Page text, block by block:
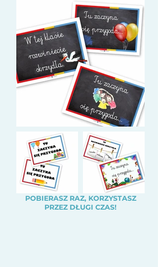
POBIERASZ RAZ, KORZYSTASZ
PRZEZ DŁUGI CZAS!